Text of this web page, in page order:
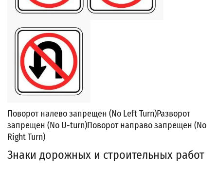
Поворот налево запрещен (No Left Turn)Разворот
запрещен (No U-turn)Поворот направо запрещен (No
Right Turn)
Знаки дорожных и строительных работ